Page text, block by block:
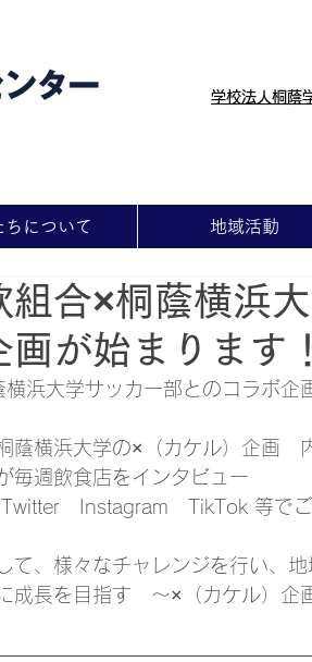
学校法人桐蔭
ちについて 地域活動
組合×桐蔭横浜
が始まります！
浜大学サッカー部とのコラボ企
蔭横浜大学の×（カケル）企画
毎週飲食店をインタビュー
　Instagram　TikTok 等で
て、様々なチャレンジを行い、
成長を目指す　～×（カケル）企